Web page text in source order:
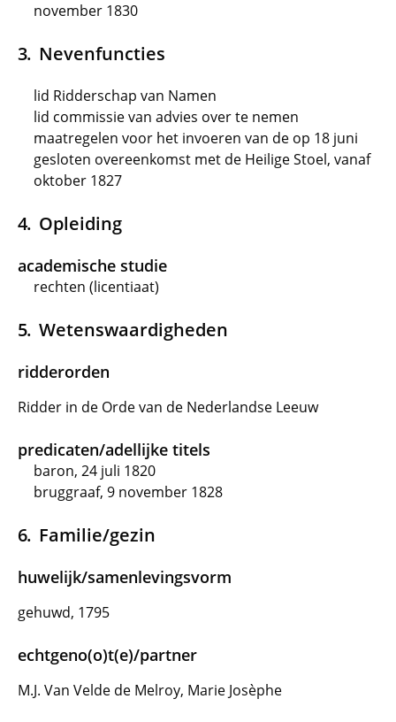
november 1830
Nevenfuncties
lid Ridderschap van Namen
lid commissie van advies over te nemen
maatregelen voor het invoeren van de op 18 juni
gesloten overeenkomst met de Heilige Stoel, vanaf
oktober 1827
Opleiding
academische studie
rechten (licentiaat)
Wetenswaardigheden
ridderorden
Ridder in de Orde van de Nederlandse Leeuw
predicaten/adellijke titels
baron, 24 juli 1820
bruggraaf, 9 november 1828
Familie/gezin
huwelijk/samenlevingsvorm
gehuwd, 1795
echtgeno(o)t(e)/partner
M.J. Van Velde de Melroy, Marie Josèphe